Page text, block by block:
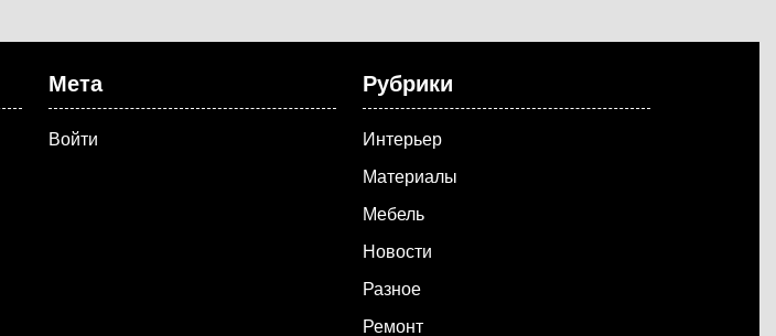
Мета
Войти
Рубрики
Интерьер
Материалы
Мебель
Новости
Разное
Ремонт